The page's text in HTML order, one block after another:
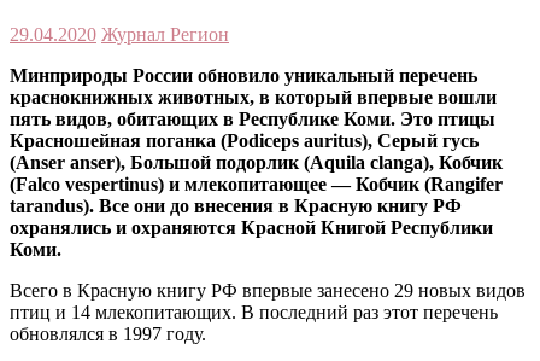
29.04.2020 Журнал Регион
Минприроды России обновило уникальный перечень
краснокнижных животных, в который впервые вошли
пять видов, обитающих в Республике Коми. Это птицы
Красношейная поганка (Podiceps auritus), Серый гусь
(Anser anser), Большой подорлик (Aquila clanga), Кобчик
(Falco vespertinus) и млекопитающее — Кобчик (Rangifer
tarandus). Все они до внесения в Красную книгу РФ
охранялись и охраняются Красной Книгой Республики
Коми.
Всего в Красную книгу РФ впервые занесено 29 новых видов
птиц и 14 млекопитающих. В последний раз этот перечень
обновлялся в 1997 году.